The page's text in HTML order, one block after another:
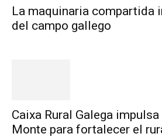
La maquinaria compartida
del campo gallego
Caixa Rural Galega
Monte para fortalecer el